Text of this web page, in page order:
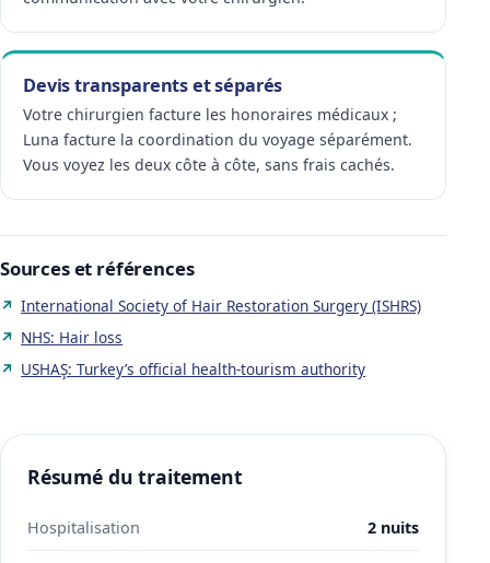
Devis transparents et séparés
Votre chirurgien facture les honoraires médicaux ;
Luna facture la coordination du voyage séparément.
Vous voyez les deux côte à côte, sans frais cachés.
Sources et références
International Society of Hair Restoration Surgery (ISHRS)
NHS: Hair loss
USHAŞ: Turkey’s official health-tourism authority
Résumé du traitement
Hospitalisation 2 nuits